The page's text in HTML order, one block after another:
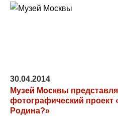
30.04.2014
Музей Москвы
фотографический проект
Родина?»